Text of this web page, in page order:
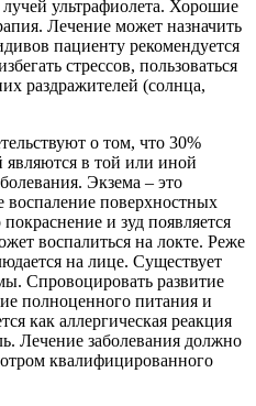
ультрафиолета. Хорошие
Лечение может назначить
пациенту рекомендуется
стрессов, пользоваться
раздражителей (солнца,
о том, что 30%
являются в той или иной
Экзема – это
поверхностных
и зуд появляется
воспалиться на локте. Реже
на лице. Существует
Спровоцировать развитие
полноценного питания и
как аллергическая реакция
Лечение заболевания должно
квалифицированного